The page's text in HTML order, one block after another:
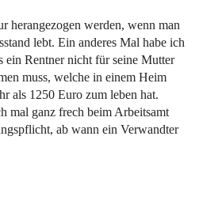
herangezogen werden, wenn man
lebt. Ein anderes Mal habe ich
ein Rentner nicht für seine Mutter
muss, welche in einem Heim
als 1250 Euro zum leben hat.
mal ganz frech beim Arbeitsamt
ab wann ein Verwandter